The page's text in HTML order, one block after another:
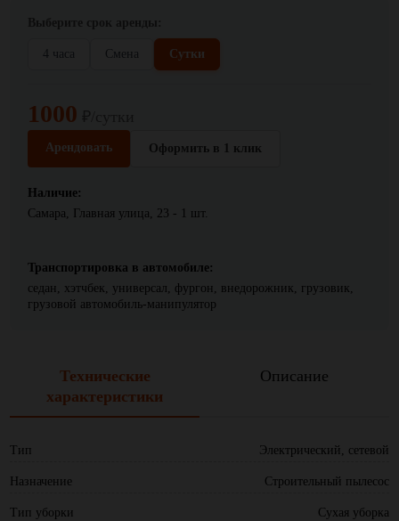
4 часа Смена Сутки
1000
Арендовать Оформить в 1 клик
Наличие:
Самара, Главная улица, 23 - 1 шт.
Транспортировка в автомобиле:
седан, хэтчбек, универсал, фургон, внедорожник, грузовик,
грузовой автомобиль-манипулятор
Технические
характеристики
Описание
Тип Электрический, сетевой
Назначение Строительный пылесос
Тип уборки Сухая уборка